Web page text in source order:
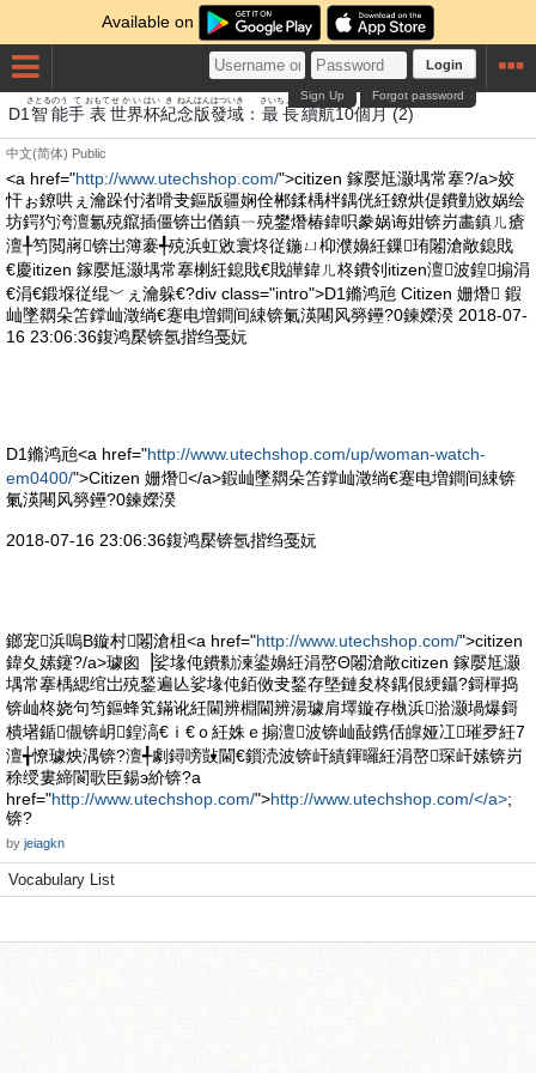
Available on
Login
Forgot password
Sign Up
D1 智
さとる
能
のう
手
て
表
おもて
世界
せかい
杯
はい
紀
き
念
ねん
版
はん
發
はつ
域
いき
： 最長
さいちょう
續
ぞく
航
こう
10個月
がつ
(2)
中文(简体) Public
<a href="http://www.utechshop.com/">citizen 鎵嬮尪灏堣常搴?/a>姣
忓ぉ鐐哄ぇ瀹跺付渚嗗叏鏂版疆娴佺郴鍒楀柈鍝侊紝鐐烘偍鐨勭敓娲绘
坊鍔犳洿澶氱殑鑹插僵锛岀偤鎮ㄧ殑鐢熸椿鍏呮豢娲诲姏锛岃畵鎮ㄦ瘡
澶╀笉閲嶈锛岀簿褰╃殑浜虹敓寰炵従鍦ㄩ枊濮嬶紝鏁珛闂滄敞鎴戝
€慶itizen 鎵嬮尪灏堣常搴楋紝鎴戝€戝皣鍏ㄦ柊鐨刢itizen澶波鍠搧涓
€涓€鍛堢従绲﹀ぇ瀹躲€?div class="intro">D1鏅鸿兘 Citizen 姗熸 鍜
屾墜閷朵笘鐣屾澂绱€蹇电増鐧间綀锛氭渶闀风簩鑸?0鍊嬫湀 2018-07-
16 23:06:36鍑鸿檿锛氬揩绉戞妧
D1鏅鸿兘<a href="http://www.utechshop.com/up/woman-watch-
em0400/">Citizen 姗熸</a>鍜屾墜閷朵笘鐣屾澂绱€蹇电増鐧间綀锛
氭渶闀风簩鑸?0鍊嬫湀
2018-07-16 23:06:36鍑鸿檿锛氬揩绉戞妧
鎯宠浜嗚В鏇村闂滄柤<a href="http://www.utechshop.com/">citizen
鍏夊嫊鑳?/a>璩囪▕娑堟伅鐨勬湅鍙嬶紝涓嶅Θ闂滄敞citizen 鎵嬮尪灏
堣常搴楀緦绾岀殑鍫遍亾娑堟伅銆傚叏鍫存墍鏈夋柊鍝佷綆鑷?鎶樿捣
锛屾柊娆句笉鏂蜂笂鏋讹紝閫辨棩閫辨湯璩肩墿鏇存槸浜湁灏堝爆鎶
樻墸鍎儬锛岄鍠滈€ｉ€ｏ紝姝ｅ搧澶波锛屾敮鎸佸皥娅冮璀夛紝7
澶╅憭璩炴湡锛?澶╃劇鐞嗙敱閫€鎻涜波锛屽績鍕曪紝涓嶅琛屽嫊锛岃
稌绶婁締閬歌臣鍚э紒锛?a
href="http://www.utechshop.com/">http://www.utechshop.com/</a>;
锛?
by jeiagkn
Vocabulary List